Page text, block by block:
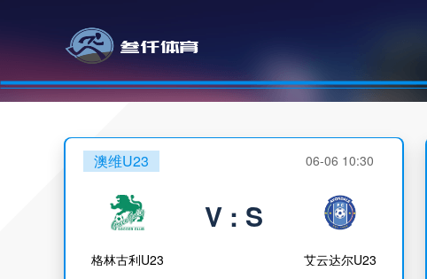
澳维U23 06-06 10:30
格林古利U23
V : S
艾云达尔U23